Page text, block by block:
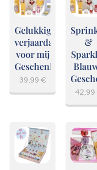
Gelukkige
verjaardag
voor mij
Geschenkset
39,99 €
&
42,99